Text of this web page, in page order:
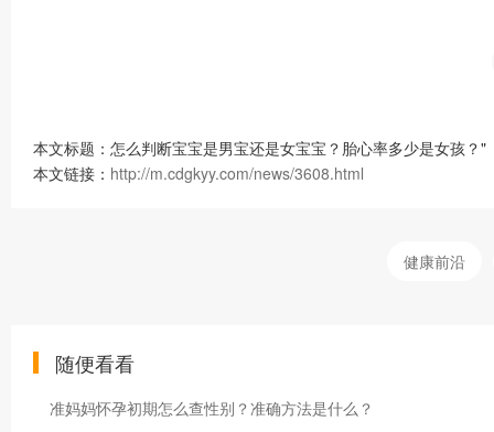
本文标题：怎么判断宝宝是男宝还是女宝宝？胎心率多少是女孩？"
本文链接： http://m.cdgkyy.com/news/3608.html
健康前沿
随便看看
准妈妈怀孕初期怎么查性别？准确方法是什么？